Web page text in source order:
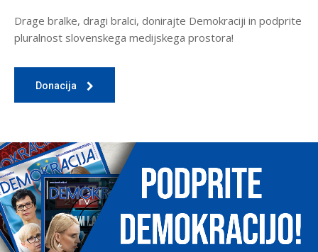
Drage bralke, dragi bralci, donirajte Demokraciji in podprite
pluralnost slovenskega medijskega prostora!
Donacija